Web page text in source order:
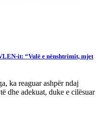
it: “Vulë e nënshtrimit, mjet
ka reaguar ashpër ndaj
dhe adekuat, duke e cilësuar